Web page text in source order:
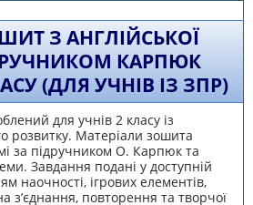
З АНГЛІЙСЬКОЇ
КАРПЮК
(ДЛЯ УЧНІВ ІЗ ЗПР)
для учнів 2 класу із
розвитку. Матеріали зошита
за підручником О. Карпюк та
Завдання подані у доступній
наочності, ігрових елементів,
з’єднання, повторення та творчої